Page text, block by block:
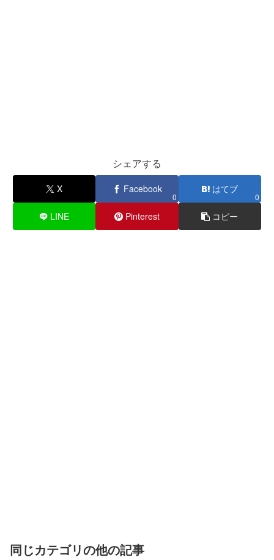
シェアする
X Facebook
0
はてブ
0
LINE Pinterest コピー
同じカテゴリの他の記事